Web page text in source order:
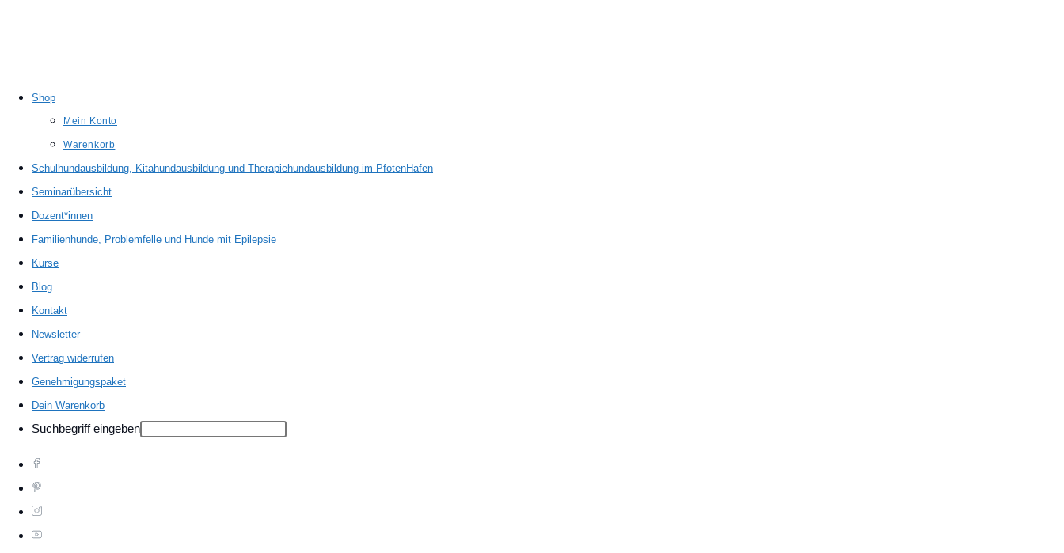
Shop
Mein Konto
Warenkorb
Schulhundausbildung, Kitahundausbildung und Therapiehundausbildung im PfotenHafen
Seminarübersicht
Dozent*innen
Familienhunde, Problemfelle und Hunde mit Epilepsie
Kurse
Blog
Kontakt
Newsletter
Vertrag widerrufen
Genehmigungspaket
Dein Warenkorb
Suchbegriff eingeben